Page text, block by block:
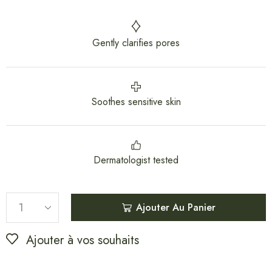
Gently clarifies pores
Soothes sensitive skin
Dermatologist tested
Ajouter Au Panier
Ajouter à vos souhaits